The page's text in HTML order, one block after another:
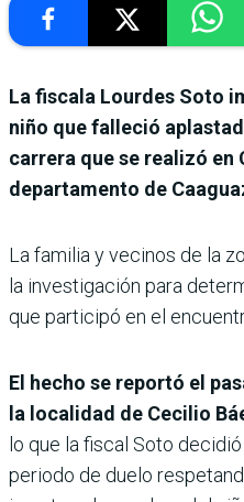
La fiscala Lourdes Soto
niño que falleció
carrera que se realizó en
departamento de
La familia y vecinos de la
la investigación para
que participó en el
El hecho se reportó el
la localidad de Cecilio
lo que la fiscal Soto
periodo de duelo